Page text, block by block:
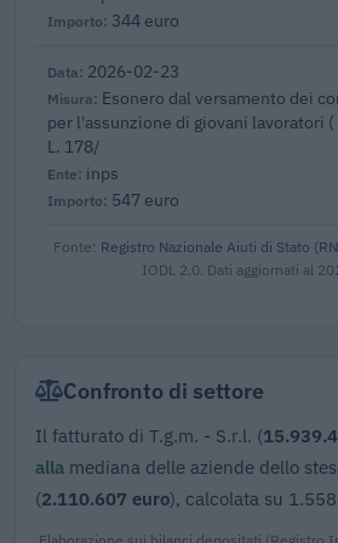
344 euro
2026-02-23
Esonero dal versamento dei
per l'assunzione di giovani lavoratori
L. 178/
inps
547 euro
Fonte: Registro Nazionale Aiuti di Stato
IODL 2.0. Dati aggiornati al
Confronto di settore
Il fatturato di T.g.m. - S.r.l. (
alla mediana delle aziende dello
(2.110.607 euro), calcolata su
Elaborazione sui bilanci depositati (Registro